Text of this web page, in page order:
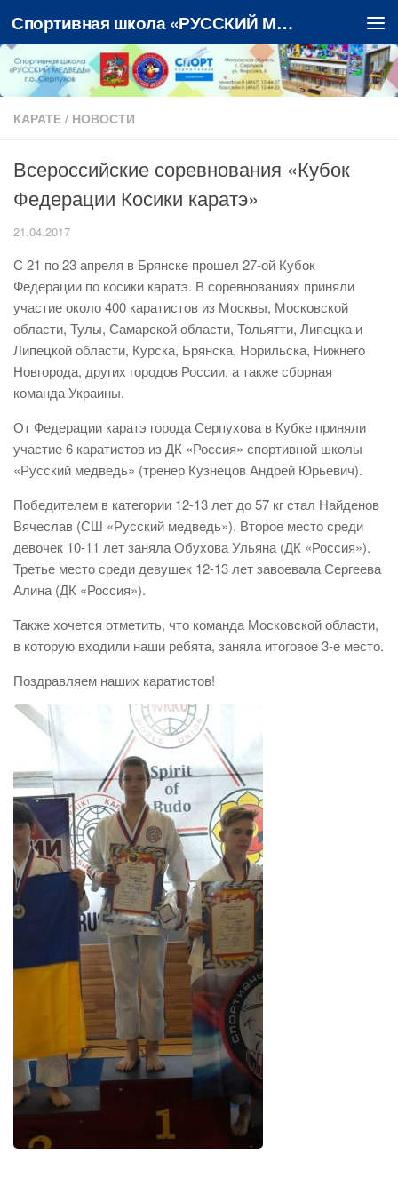
Перейти к содержимому Спортивная школа «РУССКИЙ МЕДВЕДЬ»
КАРАТЕ / НОВОСТИ
Всероссийские соревнования «Кубок
Федерации Косики каратэ»
21.04.2017
С 21 по 23 апреля в Брянске прошел 27-ой Кубок
Федерации по косики каратэ. В соревнованиях приняли
участие около 400 каратистов из Москвы, Московской
области, Тулы, Самарской области, Тольятти, Липецка и
Липецкой области, Курска, Брянска, Норильска, Нижнего
Новгорода, других городов России, а также сборная
команда Украины.
От Федерации каратэ города Серпухова в Кубке приняли
участие 6 каратистов из ДК «Россия» спортивной школы
«Русский медведь» (тренер Кузнецов Андрей Юрьевич).
Победителем в категории 12-13 лет до 57 кг стал Найденов
Вячеслав (СШ «Русский медведь»). Второе место среди
девочек 10-11 лет заняла Обухова Ульяна (ДК «Россия»).
Третье место среди девушек 12-13 лет завоевала Сергеева
Алина (ДК «Россия»).
Также хочется отметить, что команда Московской области,
в которую входили наши ребята, заняла итоговое 3-е место.
Поздравляем наших каратистов!